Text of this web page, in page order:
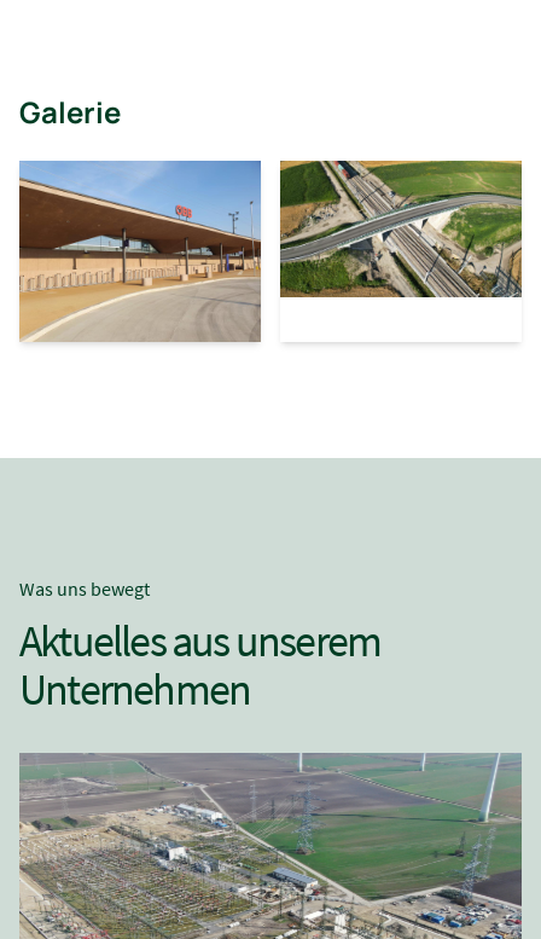
Galerie
Was uns bewegt
Aktuelles aus unserem
Unternehmen